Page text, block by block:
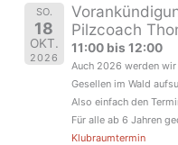
SO.
18
OKT.
2026
Pilzcoach
11:00 bis 12:00
Auch 2026 werden
Gesellen im Wald
Also einfach den
Für alle ab 6 Jahren
Klubraumtermin